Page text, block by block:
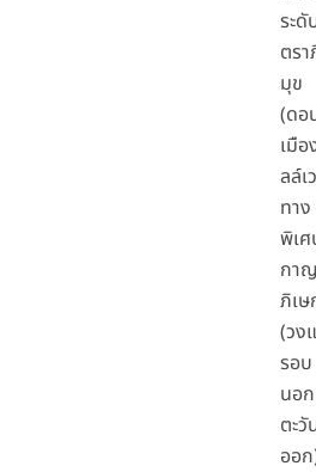
ระดั
ตรา
มุข
(ดอ
เมือ
ลล์เ
ทาง
พิเ
กา
ภิเษ
(วง
รอบ
นอก
ตะวั
ออ